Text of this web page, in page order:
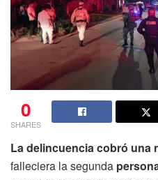
0
SHARES
La delincuencia cobró una
falleciera la segunda